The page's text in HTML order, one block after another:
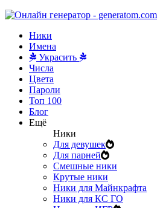
Ники
Имена
Украсить
Числа
Цвета
Пароли
Топ 100
Блог
Ещё
Ники
Для девушек
Для парней
Смешные ники
Крутые ники
Ники для Майнкрафта
Ники для КС ГО